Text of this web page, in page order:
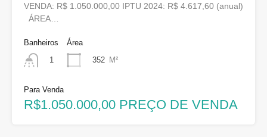
VENDA: R$ 1.050.000,00 IPTU 2024: R$ 4.617,60 (anual)
ÁREA…
Banheiros
1
Área
352 M²
Para Venda
R$1.050.000,00 PREÇO DE VENDA